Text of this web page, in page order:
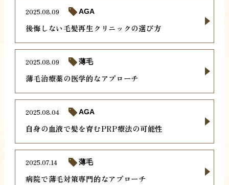
後悔しない毛髪再生クリニックの選び方
2025.08.09 AGA
薄毛治療薬の医学的なアプローチ
2025.08.09 薄毛
自身の血液で髪を育むPRP療法の可能性
2025.08.04 AGA
病院で薄毛対策専門的なアプローチ
2025.07.14 薄毛